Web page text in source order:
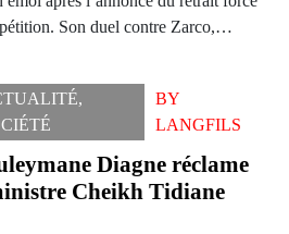
Son duel contre Zarco,…
,
BY
LANGFILS
Diagne réclame
Cheikh Tidiane